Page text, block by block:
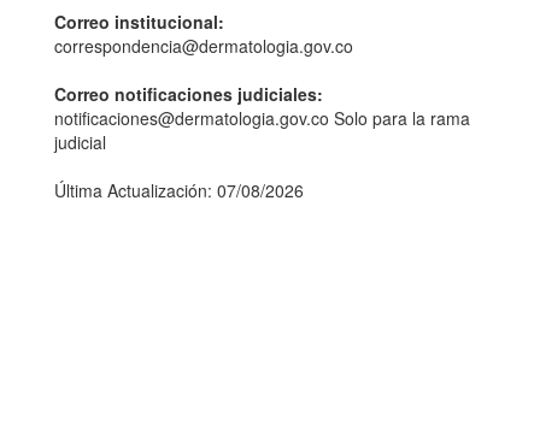
Correo institucional:
correspondencia@dermatologia.gov.co
Correo notificaciones judiciales:
notificaciones@dermatologia.gov.co Solo para la rama
judicial
Última Actualización: 07/08/2026